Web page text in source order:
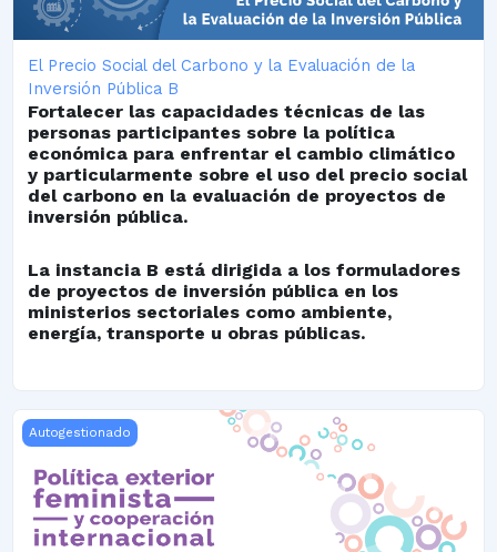
El Precio Social del Carbono y la Evaluación de la
Inversión Pública B
Fortalecer las capacidades técnicas de las
personas participantes sobre la política
económica para enfrentar el cambio climático
y particularmente sobre el uso del precio social
del carbono en la evaluación de proyectos de
inversión pública.
La instancia B está dirigida a los formuladores
de proyectos de inversión pública en los
ministerios sectoriales como ambiente,
energía, transporte u obras públicas.
Copia Puebas
Autogestionado